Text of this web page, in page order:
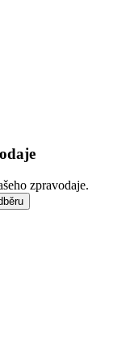
zpravodaje.